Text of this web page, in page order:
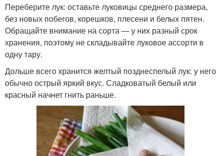
Переберите лук: оставьте луковицы среднего размера,
без новых побегов, корешков, плесени и белых пятен.
Обращайте внимание на сорта — у них разный срок
хранения, поэтому не складывайте луковое ассорти в
одну тару.
Дольше всего хранится желтый позднеспелый лук: у него
обычно острый яркий вкус. Сладковатый белый или
красный начнет гнить раньше.